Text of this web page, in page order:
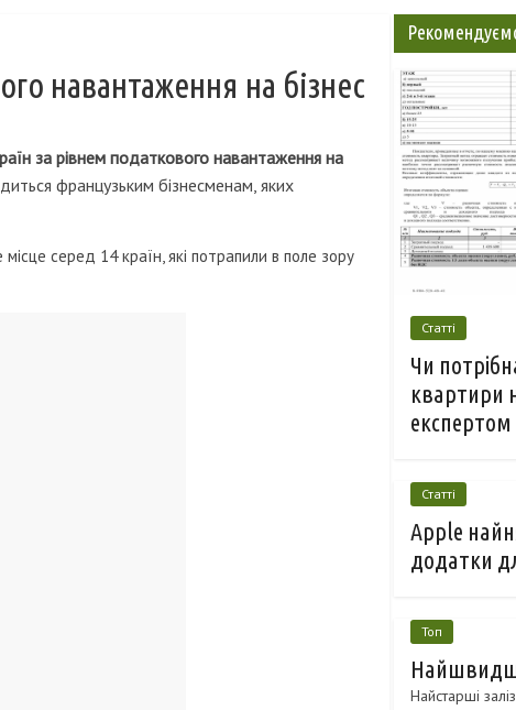
року
це представникам бізнес-спільноти?
навантаження на бізнес
за рівнем податкового навантаження на
французьким бізнесменам, яких
серед 14 країн, які потрапили в поле зору
Статті
Чи
квартири
експертом
Статті
Apple
додатки
Топ
Найшвидші
Найстарші